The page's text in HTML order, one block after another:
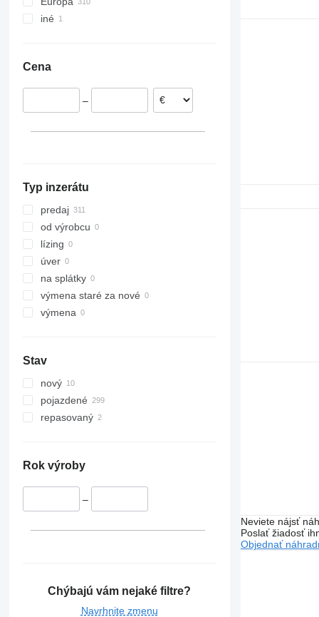
Dánsko
Nemecko
iné
Cena
–
Typ inzerátu
predaj
od výrobcu
lízing
úver
na splátky
výmena staré za nové
výmena
Stav
nový
pojazdené
repasovaný
Rok výroby
–
Chýbajú vám nejaké filtre?
Navrhnite zmenu
Neviete nájsť
Poslať žiadosť
Objednať